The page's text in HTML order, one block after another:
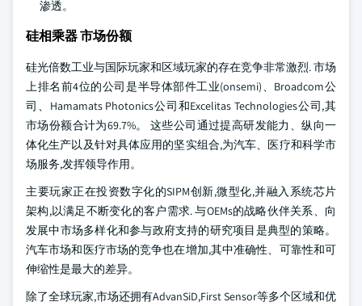
渗透。
硅相乘器 市场份额
硅光倍数工业与国际玩家和区域玩家的存在竞争非常激烈. 市场
上排名前4位的公司是半导体部件工业(onsemi)、Broadcom公
司、Hamamats Photonics公司和Excelitas Technologies公司,其
市场份额合计为69.7%。 这些公司通过提高研发能力、纵向一
体化生产以及针对具体应用的坚实组合,为汽车、医疗和科学市
场服务,发挥领导作用。
主要玩家正在投资数字化的SIPM创新,微型化,并融入系统芯片
架构,以满足不断变化的客户需求. 与OEMs的战略伙伴关系、向
发展中市场多样化和参与政府支持的研究项目是典型的策略。
汽车市场和医疗市场的竞争也在增加,其中准确性、可靠性和可
伸缩性是最大的差异。
除了全球玩家,市场还拥有AdvanSiD,First Sensor等多个区域和优